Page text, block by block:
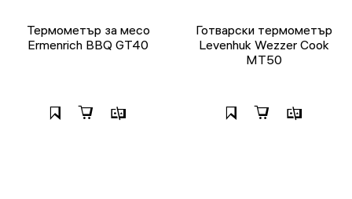
Термометър за месо
Ermenrich BBQ GT40
Готварски термометър
Levenhuk Wezzer Cook
MT50